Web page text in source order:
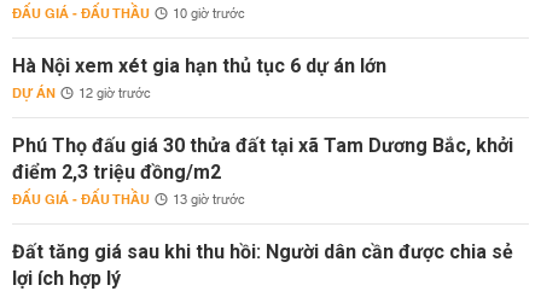
ĐẤU GIÁ - ĐẤU THẦU 10 giờ trước
Hà Nội xem xét gia hạn thủ tục 6 dự án lớn
DỰ ÁN 12 giờ trước
Phú Thọ đấu giá 30 thửa đất tại xã Tam Dương Bắc, khởi
điểm 2,3 triệu đồng/m2
ĐẤU GIÁ - ĐẤU THẦU 13 giờ trước
Đất tăng giá sau khi thu hồi: Người dân cần được chia sẻ
lợi ích hợp lý